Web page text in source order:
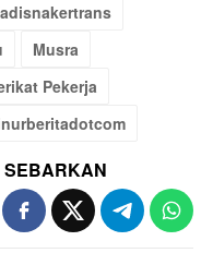
Musra
Pekerja
SEBARKAN